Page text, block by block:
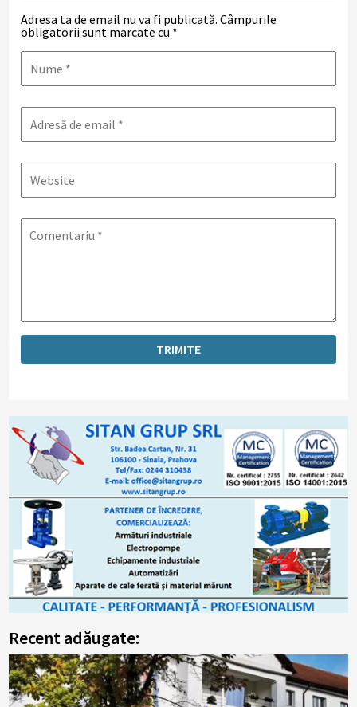
Adresa ta de email nu va fi publicată. Câmpurile
obligatorii sunt marcate cu *
Recent adăugate: